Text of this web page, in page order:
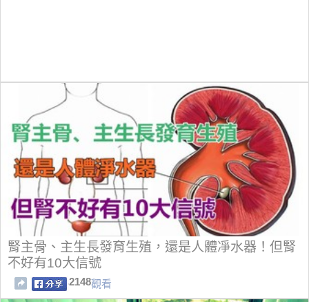
腎主骨、主生長發育生殖，還是人體凈水器！但腎
不好有10大信號
2148觀看